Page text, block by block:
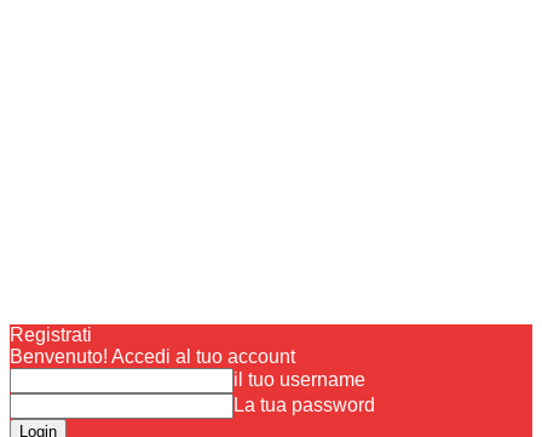
Registrati
Benvenuto! Accedi al tuo account
il tuo username
La tua password